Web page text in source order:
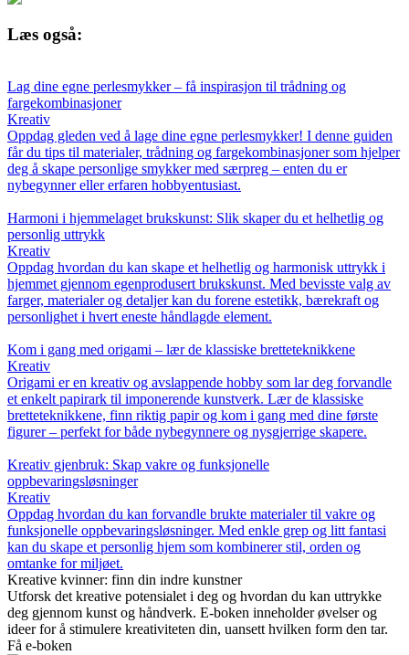
Læs også:
Lag dine egne perlesmykker – få inspirasjon til trådning og
fargekombinasjoner
Kreativ
Oppdag gleden ved å lage dine egne perlesmykker! I denne guiden
får du tips til materialer, trådning og fargekombinasjoner som hjelper
deg å skape personlige smykker med særpreg – enten du er
nybegynner eller erfaren hobbyentusiast.
Harmoni i hjemmelaget brukskunst: Slik skaper du et helhetlig og
personlig uttrykk
Kreativ
Oppdag hvordan du kan skape et helhetlig og harmonisk uttrykk i
hjemmet gjennom egenprodusert brukskunst. Med bevisste valg av
farger, materialer og detaljer kan du forene estetikk, bærekraft og
personlighet i hvert eneste håndlagde element.
Kom i gang med origami – lær de klassiske bretteteknikkene
Kreativ
Origami er en kreativ og avslappende hobby som lar deg forvandle
et enkelt papirark til imponerende kunstverk. Lær de klassiske
bretteteknikkene, finn riktig papir og kom i gang med dine første
figurer – perfekt for både nybegynnere og nysgjerrige skapere.
Kreativ gjenbruk: Skap vakre og funksjonelle
oppbevaringsløsninger
Kreativ
Oppdag hvordan du kan forvandle brukte materialer til vakre og
funksjonelle oppbevaringsløsninger. Med enkle grep og litt fantasi
kan du skape et personlig hjem som kombinerer stil, orden og
omtanke for miljøet.
Kreative kvinner: finn din indre kunstner
Utforsk det kreative potensialet i deg og hvordan du kan uttrykke
deg gjennom kunst og håndverk. E-boken inneholder øvelser og
ideer for å stimulere kreativiteten din, uansett hvilken form den tar.
Få e-boken